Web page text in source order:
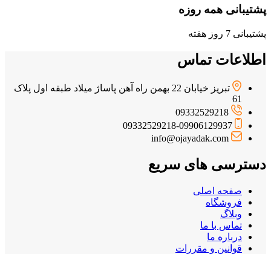
پشتیبانی همه روزه
پشتیبانی 7 روز هفته
اطلاعات تماس
تبریز خیابان 22 بهمن راه آهن پاساژ میلاد طبقه اول پلاک
61
09332529218
09332529218-09906129937
info@ojayadak.com
دسترسی های سریع
صفحه اصلی
فروشگاه
وبلاگ
تماس با ما
درباره ما
قوانین و مقررات